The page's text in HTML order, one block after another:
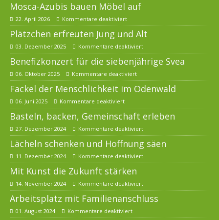
Mosca-Azubis bauen Möbel auf
22. April 2026 Kommentare deaktiviert
Plätzchen erfreuten Jung und Alt
03. Dezember 2025 Kommentare deaktiviert
Benefizkonzert für die siebenjährige Svea
06. Oktober 2025 Kommentare deaktiviert
Fackel der Menschlichkeit im Odenwald
06. Juni 2025 Kommentare deaktiviert
Basteln, backen, Gemeinschaft erleben
27. Dezember 2024 Kommentare deaktiviert
Lächeln schenken und Hoffnung säen
11. Dezember 2024 Kommentare deaktiviert
Mit Kunst die Zukunft stärken
14. November 2024 Kommentare deaktiviert
Arbeitsplatz mit Familienanschluss
01. August 2024 Kommentare deaktiviert